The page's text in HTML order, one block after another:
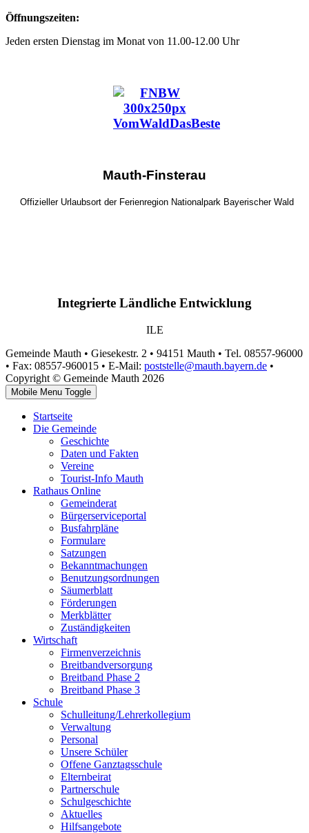
Öffnungszeiten:
Jeden ersten Dienstag im Monat von 11.00-12.00 Uhr
Mauth-Finsterau
Offizieller Urlaubsort der Ferienregion Nationalpark Bayerischer Wald
Integrierte Ländliche Entwicklung
ILE
Gemeinde Mauth • Giesekestr. 2 • 94151 Mauth • Tel. 08557-96000
• Fax: 08557-960015 • E-Mail: poststelle@mauth.bayern.de •
Copyright © Gemeinde Mauth 2026
Mobile Menu Toggle
Startseite
Die Gemeinde
Geschichte
Daten und Fakten
Vereine
Tourist-Info Mauth
Rathaus Online
Gemeinderat
Bürgerserviceportal
Busfahrpläne
Formulare
Satzungen
Bekanntmachungen
Benutzungsordnungen
Säumerblatt
Förderungen
Merkblätter
Zuständigkeiten
Wirtschaft
Firmenverzeichnis
Breitbandversorgung
Breitband Phase 2
Breitband Phase 3
Schule
Schulleitung/Lehrerkollegium
Verwaltung
Personal
Unsere Schüler
Offene Ganztagsschule
Elternbeirat
Partnerschule
Schulgeschichte
Aktuelles
Hilfsangebote